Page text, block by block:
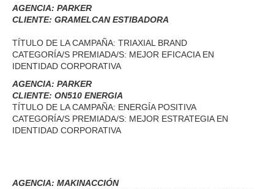
AGENCIA: PARKER
CLIENTE: GRAMELCAN ESTIBADORA
TÍTULO DE LA CAMPAÑA: TRIAXIAL BRAND
CATEGORÍA/S PREMIADA/S: MEJOR EFICACIA EN
IDENTIDAD CORPORATIVA
AGENCIA: PARKER
CLIENTE: ON510 ENERGIA
TÍTULO DE LA CAMPAÑA: ENERGÍA POSITIVA
CATEGORÍA/S PREMIADA/S: MEJOR ESTRATEGIA EN
IDENTIDAD CORPORATIVA
AGENCIA: MAKINACCIÓN